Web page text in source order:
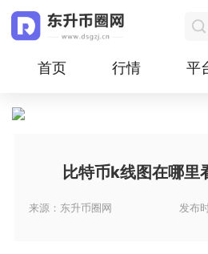
首页 行情 平
比特币k线图在哪里
来源：东升币圈网 发布